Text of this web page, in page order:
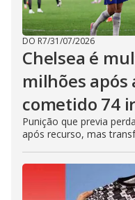
DO R7/31/07/2026
Chelsea é
milhões
cometido 74
Punição que previa
após recurso, mas